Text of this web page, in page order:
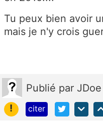
Tu peux bien avoir
mais je n'y crois
Publié par JDoe
!
citer